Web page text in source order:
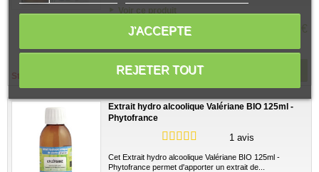
Voir ce produit
14,00 €
Stock épuisé
Extrait hydro alcoolique Valériane BIO 125ml -
Phytofrance
1 avis
Cet Extrait hydro alcoolique Valériane BIO 125ml -
Phytofrance permet d'apporter un extrait de...
REJETER TOUT
J'ACCEPTE